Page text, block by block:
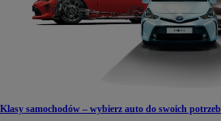
Klasy samochodów – wybierz auto do swoich potrzeb